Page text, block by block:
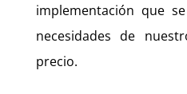
implementación que
necesidades de
precio.